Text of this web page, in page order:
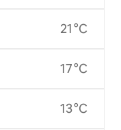
21 °C
17 °C
13 °C